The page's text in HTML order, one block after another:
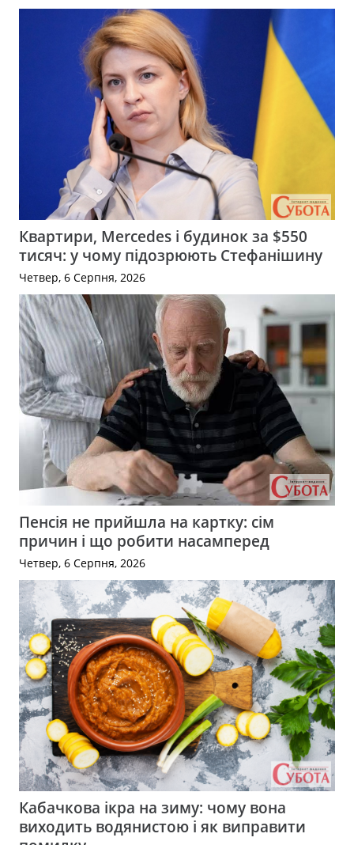
Квартири, Mercedes і будинок за $550
тисяч: у чому підозрюють Стефанішину
Четвер, 6 Серпня, 2026
Пенсія не прийшла на картку: сім
причин і що робити насамперед
Четвер, 6 Серпня, 2026
Кабачкова ікра на зиму: чому вона
виходить водянистою і як виправити